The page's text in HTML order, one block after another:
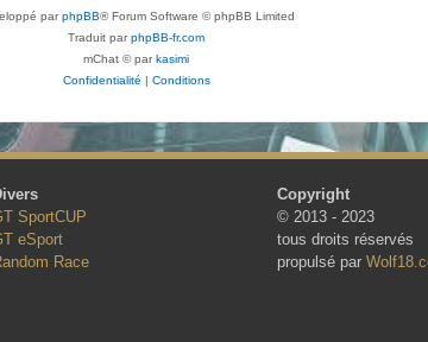
parphpBB® Forum Software © phpBB Limited
Traduit parphpBB-fr.com
mChat © parkasimi
Confidentialité | Conditions
SportCUP
eSport
Race
Copyright
© 2013 - 2023
tous droits réservés
propulsé par